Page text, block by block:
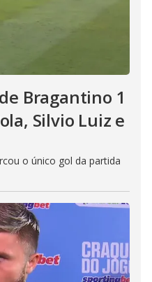
Bragantino 1
Silvio Luiz e
o único gol da partida